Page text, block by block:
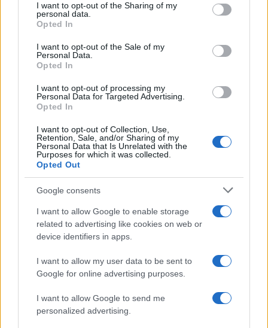
not limited to your visit or usage behaviour. You may click to
grant or deny consent to Google and its third-party tags to
use your data for below specified purposes in below Google
consent section.
I want to opt-out of the Sharing of my
personal data.
Opted In
I want to opt-out of the Sale of my
Personal Data.
Opted In
I want to opt-out of processing my
Personal Data for Targeted Advertising.
Opted In
I want to opt-out of Collection, Use,
Retention, Sale, and/or Sharing of my
Personal Data that Is Unrelated with the
Purposes for which it was collected.
Opted Out
Google consents
I want to allow Google to enable storage
related to advertising like cookies on web or
device identifiers in apps.
I want to allow my user data to be sent to
Google for online advertising purposes.
I want to allow Google to send me
personalized advertising.
La macchina usata più affidabile: un investimento che esige
ponderazione
NEWS
Petrolio in calo: Brent a 91.82 USD, ribassi diffusi tra le